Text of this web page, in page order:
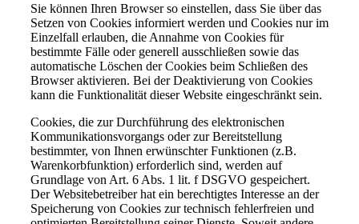
Sie können Ihren Browser so einstellen, dass Sie über das
Setzen von Cookies informiert werden und Cookies nur im
Einzelfall erlauben, die Annahme von Cookies für
bestimmte Fälle oder generell ausschließen sowie das
automatische Löschen der Cookies beim Schließen des
Browser aktivieren. Bei der Deaktivierung von Cookies
kann die Funktionalität dieser Website eingeschränkt sein.
Cookies, die zur Durchführung des elektronischen
Kommunikationsvorgangs oder zur Bereitstellung
bestimmter, von Ihnen erwünschter Funktionen (z.B.
Warenkorbfunktion) erforderlich sind, werden auf
Grundlage von Art. 6 Abs. 1 lit. f DSGVO gespeichert.
Der Websitebetreiber hat ein berechtigtes Interesse an der
Speicherung von Cookies zur technisch fehlerfreien und